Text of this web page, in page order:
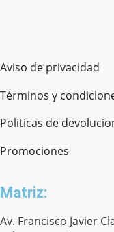
Aviso de privacidad
Términos y
Politicas de
Promociones
Matriz:
Av. Francisco Javier